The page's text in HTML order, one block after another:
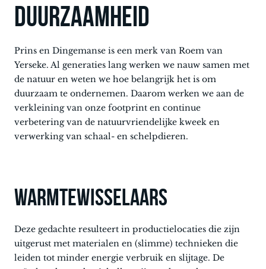
DUURZAAMHEID
Prins en Dingemanse is een merk van Roem van
Yerseke. Al generaties lang werken we nauw samen met
de natuur en weten we hoe belangrijk het is om
duurzaam te ondernemen. Daarom werken we aan de
verkleining van onze footprint en continue
verbetering van de natuurvriendelijke kweek en
verwerking van schaal- en schelpdieren.
WARMTEWISSELAARS
Deze gedachte resulteert in productielocaties die zijn
uitgerust met materialen en (slimme) technieken die
leiden tot minder energie verbruik en slijtage. De